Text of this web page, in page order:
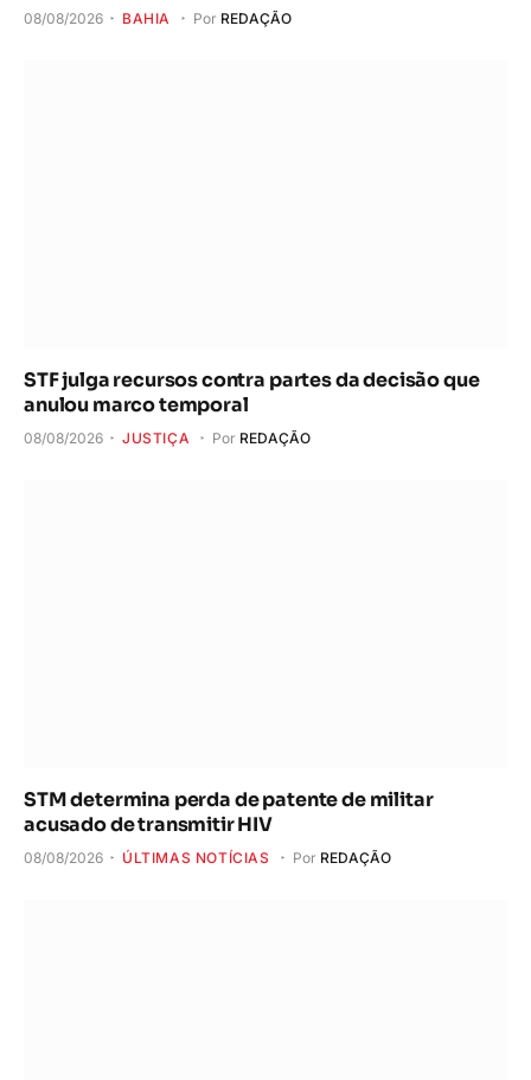
08/08/2026 BAHIA Por REDAÇÃO
STF julga recursos contra partes da decisão que
anulou marco temporal
08/08/2026 JUSTIÇA Por REDAÇÃO
STM determina perda de patente de militar
acusado de transmitir HIV
08/08/2026 ÚLTIMAS NOTÍCIAS Por REDAÇÃO